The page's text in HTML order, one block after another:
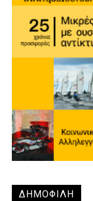
ΔΗΜΟΦΙΛΗ